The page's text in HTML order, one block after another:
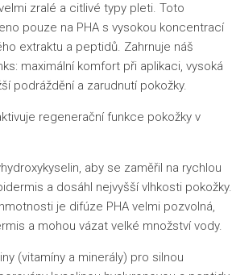
zralé a citlivé typy pleti. Toto
pouze na PHA s vysokou koncentrací
extraktu a peptidů. Zahrnuje náš
maximální komfort při aplikaci, vysoká
podráždění a zarudnutí pokožky.
regenerační funkce pokožky v
aby se zaměřil na rychlou
a dosáhl nejvyšší vlhkosti pokožky.
je difúze PHA velmi pozvolná,
a mohou vázat velké množství vody.
(vitamíny a minerály) pro silnou